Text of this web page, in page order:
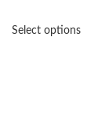
Select options